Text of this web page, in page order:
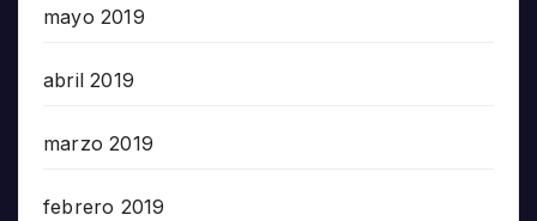
mayo 2019
abril 2019
marzo 2019
febrero 2019